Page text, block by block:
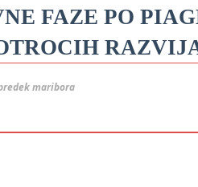
Maribora
DUM
– DUM Maribor
FAZE PO
maribora